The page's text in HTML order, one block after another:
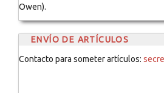
Owen).
ENVÍO DE ARTÍCULOS
Contacto para someter artículos: